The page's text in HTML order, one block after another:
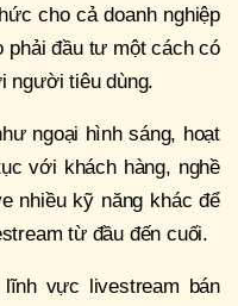
cho cả doanh nghiệp
đầu tư một cách có
người tiêu dùng.
ngoại hình sáng, hoạt
với khách hàng, nghề
nhiều kỹ năng khác để
từ đầu đến cuối.
vực livestream bán